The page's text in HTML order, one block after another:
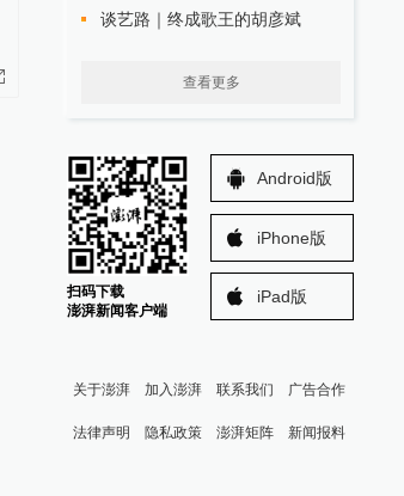
谈艺路｜终成歌王的胡彦斌
查看更多
扫码下载
澎湃新闻客户端
Android版
iPhone版
iPad版
关于澎湃 加入澎湃 联系我们 广告合作
法律声明 隐私政策 澎湃矩阵 新闻报料